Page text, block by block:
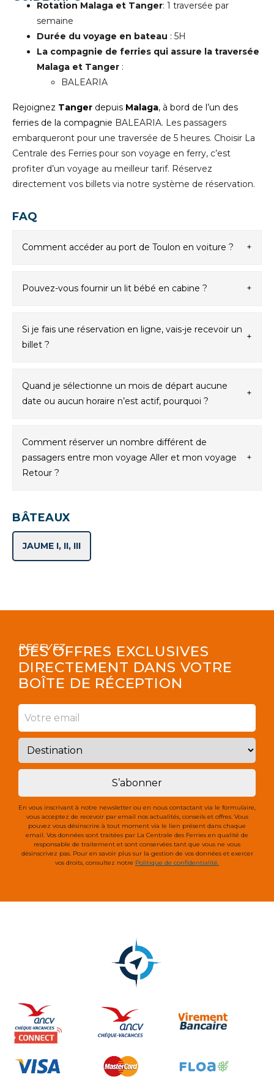
Rotation Malaga et Tanger: 1 traversée par
semaine
Durée du voyage en bateau : 5H
La compagnie de ferries qui assure la traversée
Malaga et Tanger :
BALEARIA
Rejoignez Tanger depuis Malaga, à bord de l’un des
ferries de la compagnie BALEARIA. Les passagers
embarqueront pour une traversée de 5 heures. Choisir La
Centrale des Ferries pour son voyage en ferry, c’est
profiter d’un voyage au meilleur tarif. Réservez
directement vos billets via notre système de réservation.
FAQ
Comment accéder au port de Toulon en voiture ? +
Pouvez-vous fournir un lit bébé en cabine ? +
Si je fais une réservation en ligne, vais-je recevoir un
billet ?
+
Quand je sélectionne un mois de départ aucune
date ou aucun horaire n’est actif, pourquoi ?
+
Comment réserver un nombre différent de
passagers entre mon voyage Aller et mon voyage
Retour ?
+
BÂTEAUX
JAUME I, II, III
RECEVEZ
DES OFFRES EXCLUSIVES
DIRECTEMENT DANS VOTRE
BOÎTE DE RÉCEPTION
S’abonner
En vous inscrivant à notre newsletter ou en nous contactant via le formulaire,
vous acceptez de recevoir par email nos actualités, conseils et offres. Vous
pouvez vous désinscrire à tout moment via le lien présent dans chaque
email. Vos données sont traitées par La Centrale des Ferries en qualité de
responsable de traitement et sont conservées tant que vous ne vous
désinscrivez pas. Pour en savoir plus sur la gestion de vos données et exercer
vos droits, consultez notre Politique de confidentialité.